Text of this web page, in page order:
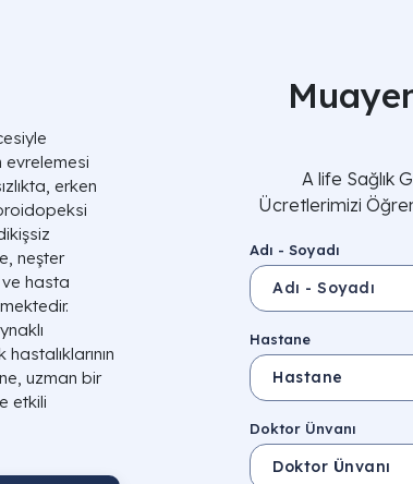
evrelemesi
erken
neşter
hasta
uzman bir
etkili
A life Sağlık
Ücretlerimizi
Adı - Soyadı
Hastane
Doktor Ünvanı